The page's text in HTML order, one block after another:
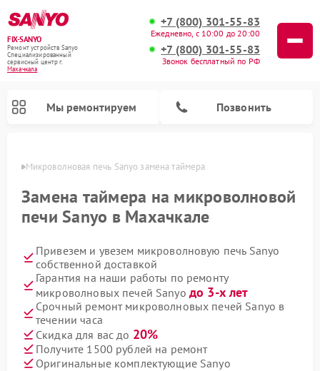
FIX-SANYO
Ремонт устройств Sanyo
Специализированный
cервисный центр г.
Махачкала
+7 (800) 301-55-83
Ежедневно, с 10:00 до 20:00
+7 (800) 301-55-83
Звонок бесплатный по РФ
Мы ремонтируем Позвонить
Микроволновая печь Sanyo замена таймера
Замена таймера на микроволновой
печи Sanyo в Махачкале
Привезем и увезем микроволновую печь Sanyo
собственной доставкой
Гарантия на наши работы по ремонту
микроволновых печей Sanyo до 3-х лет
Срочный ремонт микроволновых печей Sanyo в
течении часа
Скидка для вас до 20%
Получите 1500 рублей на ремонт
Оригинальные комплектующие Sanyo